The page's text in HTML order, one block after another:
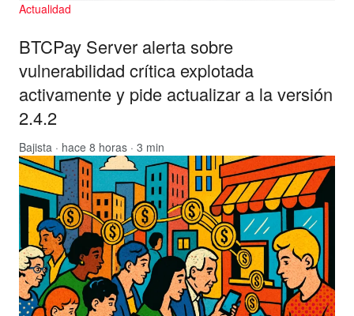
Actualidad
BTCPay Server alerta sobre
vulnerabilidad crítica explotada
activamente y pide actualizar a la versión
2.4.2
Bajista · hace 8 horas · 3 min